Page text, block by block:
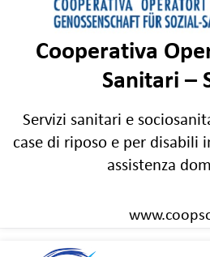
Cooperativa
Sanitari –
Servizi sanitari e
case di riposo e per disabili
assistenza